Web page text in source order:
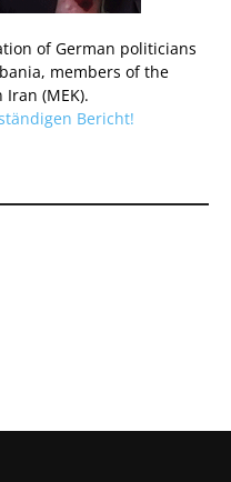
of German politicians
members of the
(MEK).
Bericht!